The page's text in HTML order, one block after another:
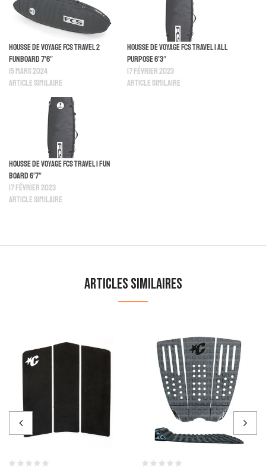
Housse De Voyage FCS Travel 2
Funboard 7’6″
15 mars 2024
Article similaire
Housse De Voyage FCS Travel 1 All
Purpose 6’3″
17 février 2023
Article similaire
Housse De Voyage FCS Travel 1 Fun
Board 6’7″
17 février 2023
Article similaire
Articles similaires